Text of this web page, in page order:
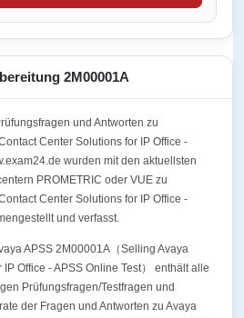
2M00001A
und Antworten zu
Center Solutions for IP Office -
wurden mit den aktuellsten
PROMETRIC oder VUE zu
Center Solutions for IP Office -
und verfasst.
APSS 2M00001A（Selling Avaya
Office - APSS Online Test） enthält alle
Prüfungsfragen/Testfragen und
der Fragen und Antworten zu Avaya